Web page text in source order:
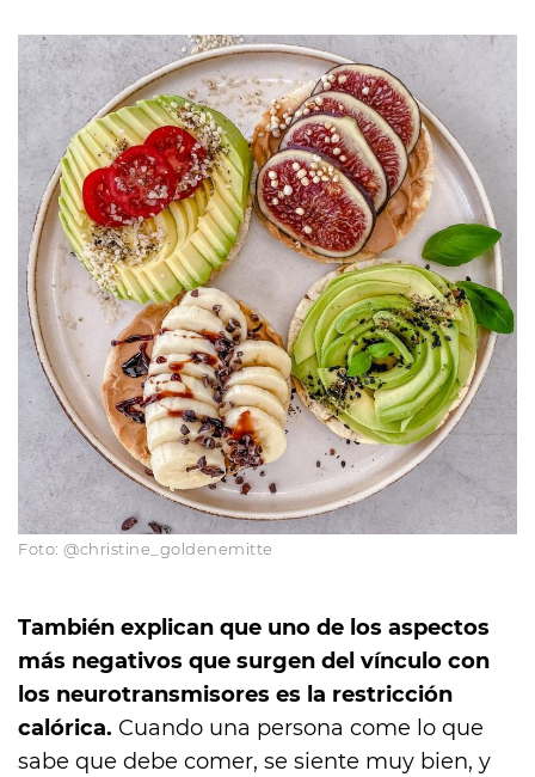
Foto: @christine_goldenemitte
También explican que uno de los aspectos
más negativos que surgen del vínculo con
los neurotransmisores es la restricción
calórica. Cuando una persona come lo que
sabe que debe comer, se siente muy bien, y